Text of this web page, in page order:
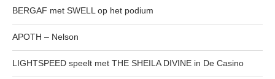
BERGAF met SWELL op het podium
APOTH – Nelson
LIGHTSPEED speelt met THE SHEILA DIVINE in De Casino